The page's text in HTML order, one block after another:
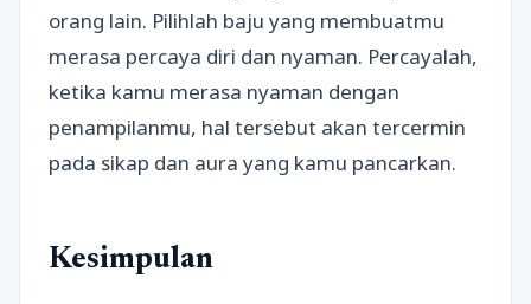
orang lain. Pilihlah baju yang membuatmu
merasa percaya diri dan nyaman. Percayalah,
ketika kamu merasa nyaman dengan
penampilanmu, hal tersebut akan tercermin
pada sikap dan aura yang kamu pancarkan.
Kesimpulan